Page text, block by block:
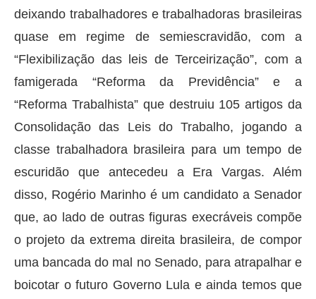
deixando trabalhadores e trabalhadoras brasileiras
quase em regime de semiescravidão, com a
“Flexibilização das leis de Terceirização”, com a
famigerada “Reforma da Previdência” e a
“Reforma Trabalhista” que destruiu 105 artigos da
Consolidação das Leis do Trabalho, jogando a
classe trabalhadora brasileira para um tempo de
escuridão que antecedeu a Era Vargas. Além
disso, Rogério Marinho é um candidato a Senador
que, ao lado de outras figuras execráveis compõe
o projeto da extrema direita brasileira, de compor
uma bancada do mal no Senado, para atrapalhar e
boicotar o futuro Governo Lula e ainda temos que